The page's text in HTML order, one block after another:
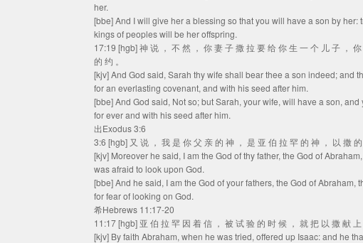
her.
[bbe] And I will give her a blessing so that you will have a son by
kings of peoples will be her offspring.
17:19 [hgb] 神 说 ， 不 然 ， 你 妻 子 撒 拉 要 给 你 生 一 个 儿 子 ，
的 约 。
[kjv] And God said, Sarah thy wife shall bear thee a son indeed; and
for an everlasting covenant, and with his seed after him.
[bbe] And God said, Not so; but Sarah, your wife, will have a son,
for ever and with his seed after him.
出Exodus 3:6
3:6 [hgb] 又 说 ， 我 是 你 父 亲 的 神 ， 是 亚 伯 拉 罕 的 神 ， 以 撒
[kjv] Moreover he said, I am the God of thy father, the God of
was afraid to look upon God.
[bbe] And he said, I am the God of your fathers, the God of
for fear of looking on God.
希Hebrews 11:17-20
11:17 [hgb] 亚 伯 拉 罕 因 着 信 ， 被 试 验 的 时 候 ， 就 把 以 撒 献
[kjv] By faith Abraham, when he was tried, offered up Isaac: and he